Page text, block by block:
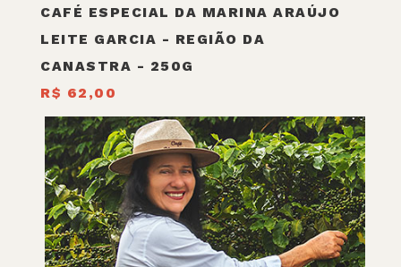
CAFÉ ESPECIAL DA MARINA ARAÚJO
LEITE GARCIA - REGIÃO DA
CANASTRA - 250G
R$ 62,00